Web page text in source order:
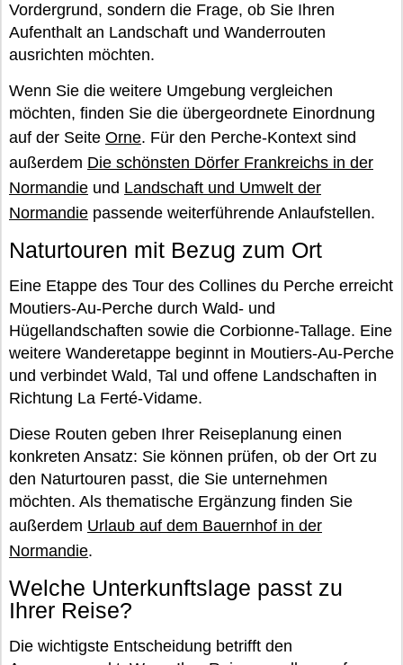
Vordergrund, sondern die Frage, ob Sie Ihren
Aufenthalt an Landschaft und Wanderrouten
ausrichten möchten.
Wenn Sie die weitere Umgebung vergleichen
möchten, finden Sie die übergeordnete Einordnung
auf der Seite Orne. Für den Perche-Kontext sind
außerdem Die schönsten Dörfer Frankreichs in der
Normandie und Landschaft und Umwelt der
Normandie passende weiterführende Anlaufstellen.
Naturtouren mit Bezug zum Ort
Eine Etappe des Tour des Collines du Perche erreicht
Moutiers-Au-Perche durch Wald- und
Hügellandschaften sowie die Corbionne-Tallage. Eine
weitere Wanderetappe beginnt in Moutiers-Au-Perche
und verbindet Wald, Tal und offene Landschaften in
Richtung La Ferté-Vidame.
Diese Routen geben Ihrer Reiseplanung einen
konkreten Ansatz: Sie können prüfen, ob der Ort zu
den Naturtouren passt, die Sie unternehmen
möchten. Als thematische Ergänzung finden Sie
außerdem Urlaub auf dem Bauernhof in der
Normandie.
Welche Unterkunftslage passt zu
Ihrer Reise?
Die wichtigste Entscheidung betrifft den